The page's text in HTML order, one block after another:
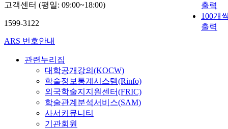
출력
100개
출력
고객센터 (평일: 09:00~18:00)
1599-3122
ARS 번호안내
관련누리집
대학공개강의(KOCW)
학술정보통계시스템(Rinfo)
외국학술지지원센터(FRIC)
학술관계분석서비스(SAM)
사서커뮤니티
기관회원